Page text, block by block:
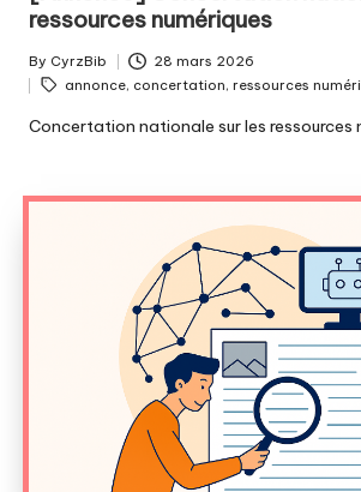
ressources numériques
Posted
by
By CyrzBib 28 mars 2026
Tags:
annonce, concertation, ressources
Concertation nationale sur les ressources